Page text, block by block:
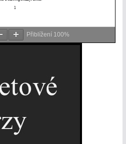
Přiblížení 100%